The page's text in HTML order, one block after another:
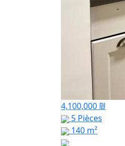
4,100,000 ₪
5 Pièces
140 m²